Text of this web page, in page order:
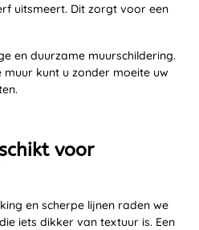
uitsmeert. Dit zorgt voor een
en duurzame muurschildering.
kunt u zonder moeite uw
voor
en scherpe lijnen raden we
iets dikker van textuur is. Een